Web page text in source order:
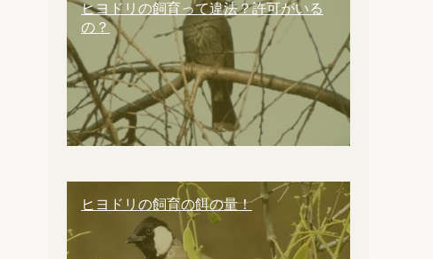
ヒヨドリの飼育って違法？許可がいる
の？
ヒヨドリの飼育の餌の量！